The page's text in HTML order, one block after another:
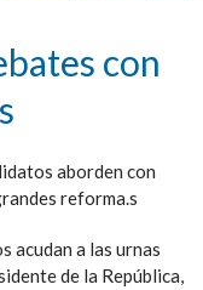
con
aborden con
reforma.s
acudan a las urnas
de la República,